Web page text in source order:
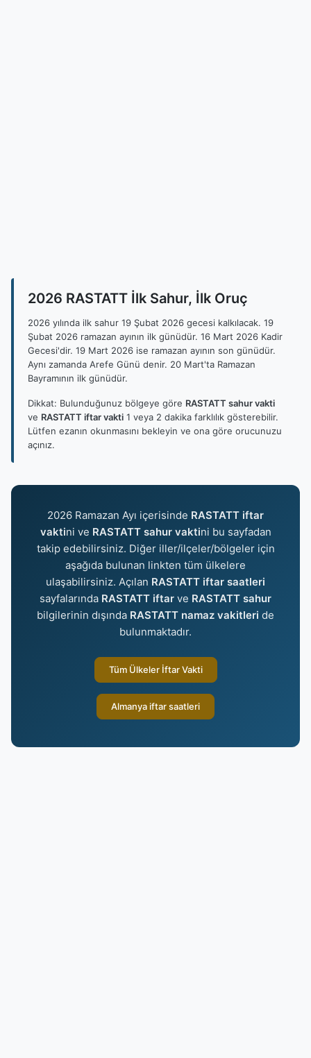
2026 RASTATT İlk Sahur, İlk Oruç
2026 yılında ilk sahur 19 Şubat 2026 gecesi kalkılacak. 19
Şubat 2026 ramazan ayının ilk günüdür. 16 Mart 2026 Kadir
Gecesi'dir. 19 Mart 2026 ise ramazan ayının son günüdür.
Aynı zamanda Arefe Günü denir. 20 Mart'ta Ramazan
Bayramının ilk günüdür.
Dikkat: Bulunduğunuz bölgeye göre RASTATT sahur vakti
ve RASTATT iftar vakti 1 veya 2 dakika farklılık gösterebilir.
Lütfen ezanın okunmasını bekleyin ve ona göre orucunuzu
açınız.
2026 Ramazan Ayı içerisinde RASTATT iftar
vaktini ve RASTATT sahur vaktini bu sayfadan
takip edebilirsiniz. Diğer iller/ilçeler/bölgeler için
aşağıda bulunan linkten tüm ülkelere
ulaşabilirsiniz. Açılan RASTATT iftar saatleri
sayfalarında RASTATT iftar ve RASTATT sahur
bilgilerinin dışında RASTATT namaz vakitleri de
bulunmaktadır.
Tüm Ülkeler İftar Vakti
Almanya iftar saatleri